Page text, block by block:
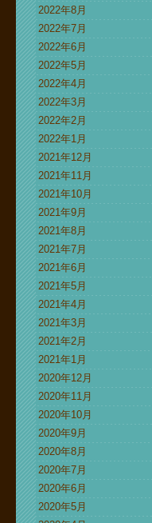
2022年8月
2022年7月
2022年6月
2022年5月
2022年4月
2022年3月
2022年2月
2022年1月
2021年12月
2021年11月
2021年10月
2021年9月
2021年8月
2021年7月
2021年6月
2021年5月
2021年4月
2021年3月
2021年2月
2021年1月
2020年12月
2020年11月
2020年10月
2020年9月
2020年8月
2020年7月
2020年6月
2020年5月